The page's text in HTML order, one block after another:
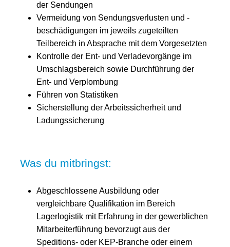
der Sendungen
Vermeidung von Sendungsverlusten und -
beschädigungen im jeweils zugeteilten
Teilbereich in Absprache mit dem Vorgesetzten
Kontrolle der Ent- und Verladevorgänge im
Umschlagsbereich sowie Durchführung der
Ent- und Verplombung
Führen von Statistiken
Sicherstellung der Arbeitssicherheit und
Ladungssicherung
Was du mitbringst:
Abgeschlossene Ausbildung oder
vergleichbare Qualifikation im Bereich
Lagerlogistik mit Erfahrung in der gewerblichen
Mitarbeiterführung bevorzugt aus der
Speditions- oder KEP-Branche oder einem